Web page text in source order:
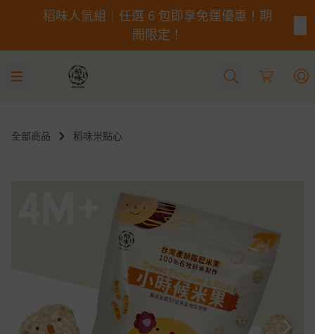
稻味人氣組｜任選 6 包即享免運優惠！期
間限定！
Cart
全部商品 稻味米點心